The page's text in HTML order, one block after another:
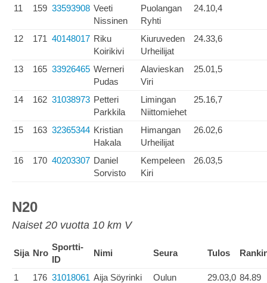
11 159 33593908 Veeti
Nissinen
Puolangan
Ryhti
24.10,4
12 171 40148017 Riku
Koirikivi
Kiuruveden
Urheilijat
24.33,6
13 165 33926465 Werneri
Pudas
Alavieskan
Viri
25.01,5
14 162 31038973 Petteri
Parkkila
Limingan
Niittomiehet
25.16,7
15 163 32365344 Kristian
Hakala
Himangan
Urheilijat
26.02,6
16 170 40203307 Daniel
Sorvisto
Kempeleen
Kiri
26.03,5
N20
Naiset 20 vuotta 10 km V
Sija Nro
Sportti-
ID
Nimi Seura Tulos
1 176 31018061 Aija Söyrinki
Oulun
29.03,0 84.89